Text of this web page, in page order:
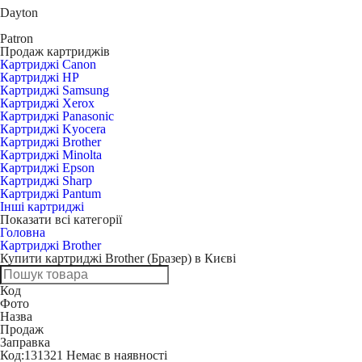
Dayton
Patron
Продаж картриджів
Картриджі Canon
Картриджі HP
Картриджі Samsung
Картриджі Xerox
Картриджі Panasonic
Картриджі Kyocera
Картриджі Brother
Картриджі Minolta
Картриджі Epson
Картриджі Sharp
Картриджі Pantum
Інші картриджі
Показати всі категорії
Головна
Картриджі Brother
Купити картриджі Brother (Бразер) в Києві
Код
Фото
Назва
Продаж
Заправка
Код:131321 Немає в наявності